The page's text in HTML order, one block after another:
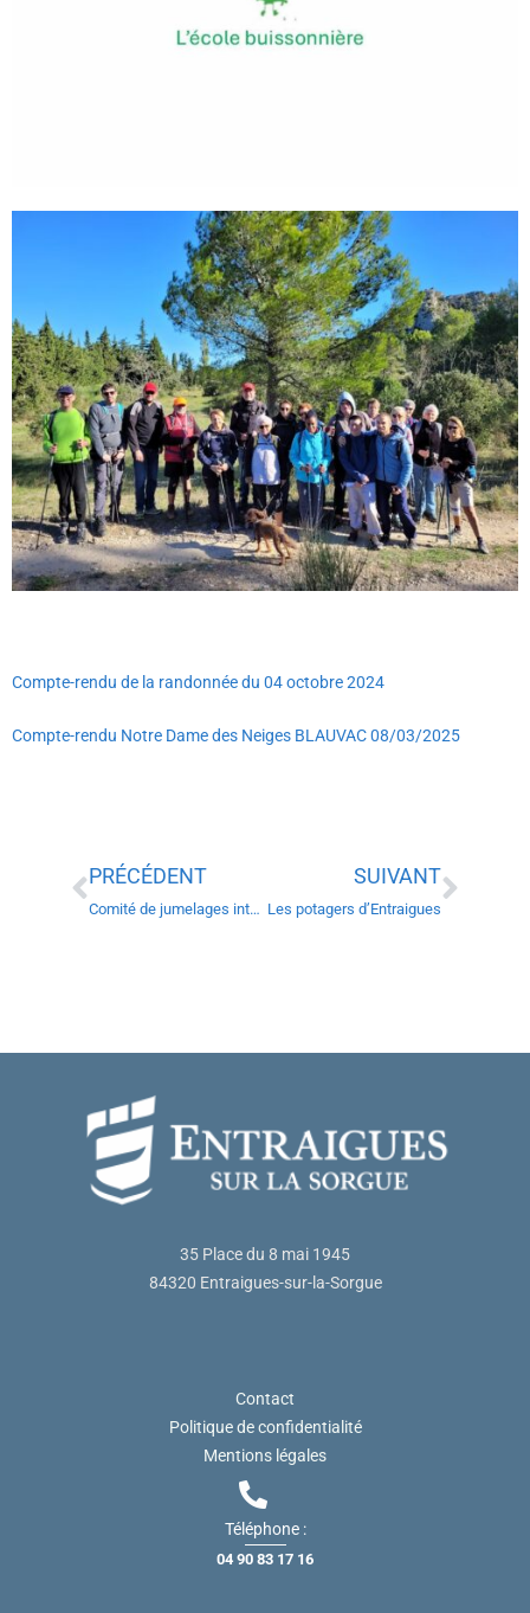
Compte-rendu de la randonnée du 04 octobre 2024
Compte-rendu Notre Dame des Neiges BLAUVAC 08/03/2025
PRÉCÉDENT
Comité de jumelages internationaux
SUIVANT
Les potagers d’Entraigues
35 Place du 8 mai 1945
84320 Entraigues-sur-la-Sorgue
Contact
Politique de confidentialité
Mentions légales
Téléphone :
04 90 83 17 16